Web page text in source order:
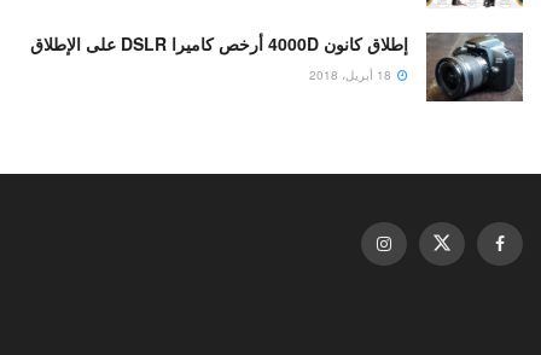
إطلاق كانون 4000D أرخص كاميرا DSLR على الإطلاق